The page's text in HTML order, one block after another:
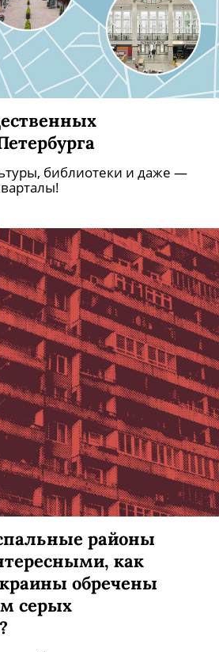
библиотеки и даже —
районы
как
обречены
серых